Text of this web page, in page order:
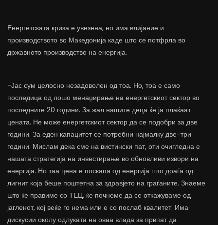
Енергетската криза е увезена, но има влијание и
производството во Македонија каде што се потфрла во
државното производство на енергија.
-Јас сум целосно незадоволен од тоа. Но, тоа е само
последица од лошо менаџирање на енергетскиот сектор во
последните 20 години. За жал нашите деца ќе ја плаќаат
цената. Не може енергетскиот сектор да се подобри за две
години. За еден капацитет се потребни најмалку две-три
години. Мислам дека сме на вистински пат, оти очигледна е
нашата стратегија на инвестирање во обновливи извори на
енергија. Но таа цена е поскапа од енергија што доаѓа од
лигнит која беше поштетна за здравјето на граѓаните. Знаеме
што ќе правиме со ТЕЦ, ќе почнеме да се откажуваме од
јагленот, кој веќе го нема или е со послаб квалитет. Има
дискусии околу одлуката на оваа влада за првпат да